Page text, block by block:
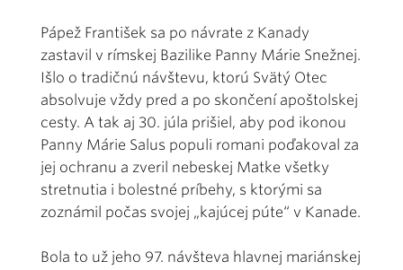
Pápež František sa po návrate z Kanady
zastavil v rímskej Bazilike Panny Márie Snežnej.
Išlo o tradičnú návštevu, ktorú Svätý Otec
absolvuje vždy pred a po skončení apoštolskej
cesty. A tak aj 30. júla prišiel, aby pod ikonou
Panny Márie Salus populi romani poďakoval za
jej ochranu a zveril nebeskej Matke všetky
stretnutia i bolestné príbehy, s ktorými sa
zoznámil počas svojej „kajúcej púte“ v Kanade.
Bola to už jeho 97. návšteva hlavnej mariánskej